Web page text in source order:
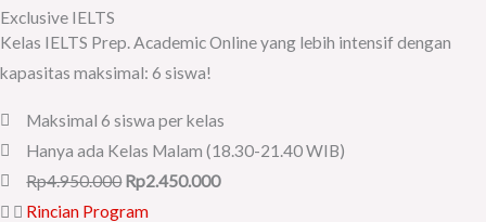
Exclusive IELTS
Kelas IELTS Prep. Academic Online yang lebih intensif dengan
kapasitas maksimal: 6 siswa!
Maksimal 6 siswa per kelas
Hanya ada Kelas Malam (18.30-21.40 WIB)
Rp4.950.000 Rp2.450.000
Rincian Program